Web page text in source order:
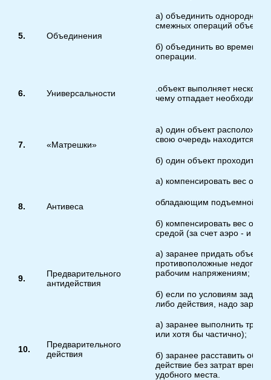
5. Объединения
а) объединить однородные
смежных операций объекты;
б) объединить во времени
операции.
6. Универсальности
.объект выполняет
чему отпадает
7. «Матрешки»
а) один объект расположен
свою очередь находится
б) один объект проходит
8. Антивеса
а) компенсировать вес
обладающим подъемной
б) компенсировать вес
средой (за счет аэро - и
9.
Предварительного
антидействия
а) заранее придать
противоположные
рабочим напряжениям;
б) если по условиям
либо действия, надо
10.
Предварительного
действия
а) заранее выполнить
или хотя бы частично);
б) заранее расставить
действие без затрат
удобного места.